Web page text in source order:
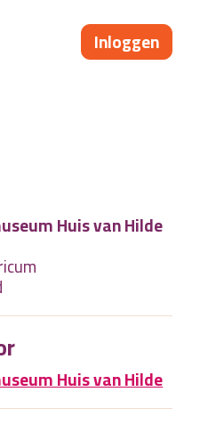
Inloggen
Huis van Hilde
Huis van Hilde